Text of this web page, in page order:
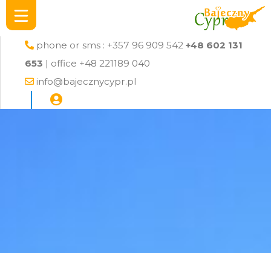
phone or sms : +357 96 909 542 +48 602 131
653 | office +48 221189 040
info@bajecznycypr.pl